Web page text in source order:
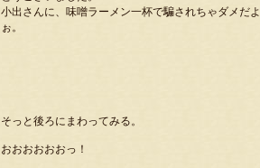
小出さんに、味噌ラーメン一杯で騙されちゃダメだよ
ぉ。
そっと後ろにまわってみる。
おおおおおおっ！